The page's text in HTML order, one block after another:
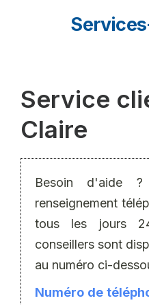
Service
Claire
Besoin d'aide
renseignement
tous les jours
conseillers sont
au numéro ci-
Numéro de